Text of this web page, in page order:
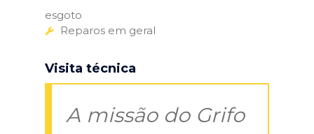
esgoto
Reparos em geral
Visita técnica
A missão do Grifo